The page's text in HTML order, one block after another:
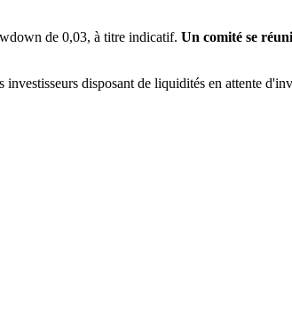
de 0,03, à titre indicatif. Un comité se
disposant de liquidités en attente